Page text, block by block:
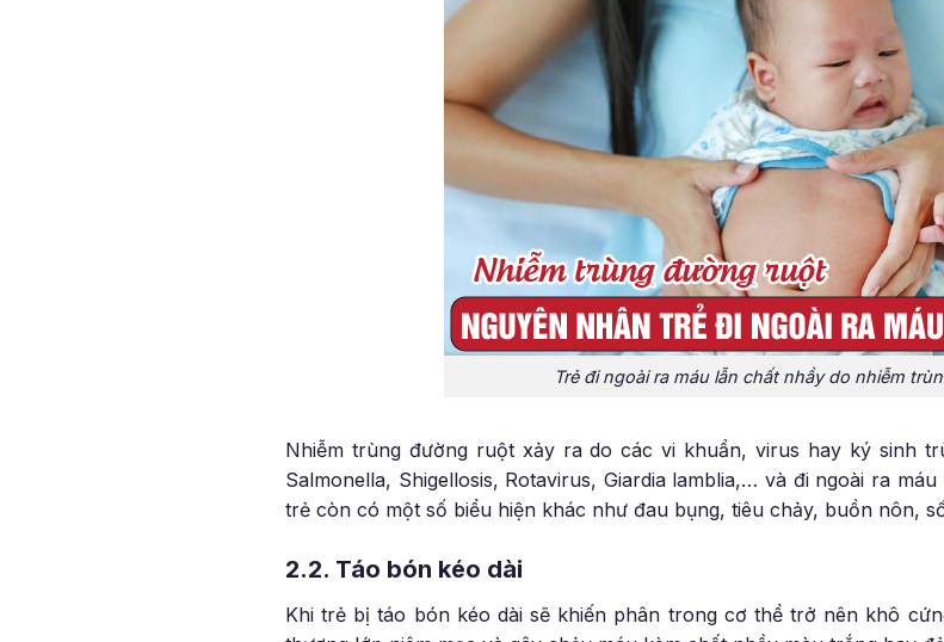
Trẻ đi ngoài ra máu lẫn chất nhầy do nhiễm
Nhiễm trùng đường ruột xảy ra do các vi khuẩn, virus hay ký sinh
Salmonella, Shigellosis, Rotavirus, Giardia lamblia,… và đi ngoài ra
trẻ còn có một số biểu hiện khác như đau bụng, tiêu chảy, buồn nôn,
2.2. Táo bón kéo dài
Khi trẻ bị táo bón kéo dài sẽ khiến phân trong cơ thể trở nên khô